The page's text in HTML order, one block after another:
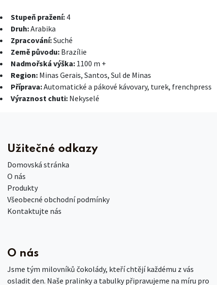
Stupeň pražení: 4
Druh:Arabika
Zpracování:Suché
Země původu: Brazílie
Nadmořská výška: 1100 m +
Region: Minas Gerais, Santos, Sul de Minas
Příprava:Automatické a pákové kávovary, turek, frenchpress
Výraznost chuti: Nekyselé
Užitečné odkazy
Domovská stránka
O nás
Produkty
Všeobecné obchodní podmínky
Kontaktujte nás
O nás
Jsme tým milovníků čokolády, kteří chtějí každému z vás
osladit den. Naše pralinky a tabulky připravujeme na míru pro